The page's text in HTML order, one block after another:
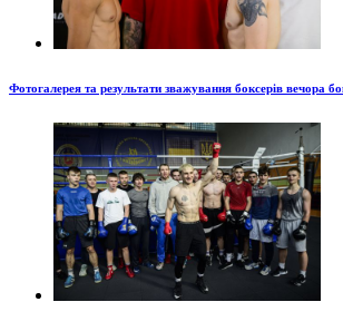
Фотогалерея та результати зважування боксерів вечора